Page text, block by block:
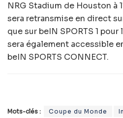
NRG Stadium de Houston à
sera retransmise en direct
que sur beIN SPORTS 1 pour
sera également accessible
beIN SPORTS CONNECT.
Mots-clés : Coupe du Monde